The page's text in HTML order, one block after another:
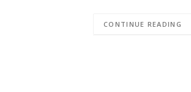
CONTINUE READING